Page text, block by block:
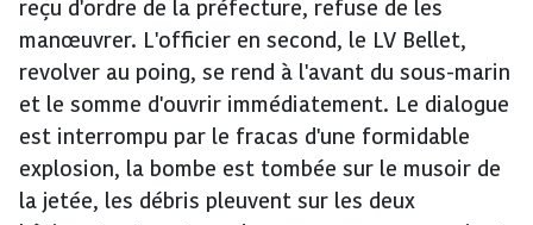
reçu d'ordre de la préfecture, refuse de les
manœuvrer. L'officier en second, le LV Bellet,
revolver au poing, se rend à l'avant du sous-marin
et le somme d'ouvrir immédiatement. Le dialogue
est interrompu par le fracas d'une formidable
explosion, la bombe est tombée sur le musoir de
la jetée, les débris pleuvent sur les deux